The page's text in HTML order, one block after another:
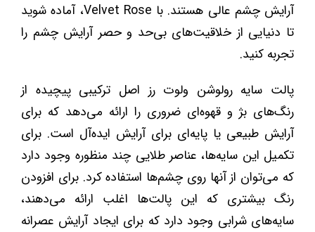
آرایش چشم عالی هستند. با Velvet Rose، آماده شوید
تا دنیایی از خلاقیت‌های بی‌حد و حصر آرایش چشم را
تجربه کنید.
پالت سایه رولوشن ولوت رز اصل ترکیبی پیچیده از
رنگ‌های بژ و قهوه‌ای ضروری را ارائه می‌دهد که برای
آرایش طبیعی یا پایه‌ای برای آرایش ایده‌آل است. برای
تکمیل این سایه‌ها، عناصر طلایی چند منظوره وجود دارد
که می‌توان از آنها روی چشم‌ها استفاده کرد. برای افزودن
رنگ بیشتری که این پالت‌ها اغلب ارائه می‌دهند،
سایه‌های شرابی وجود دارد که برای ایجاد آرایش عصرانه